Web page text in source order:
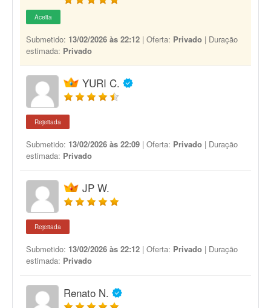
Aceita
Submetido: 13/02/2026 às 22:12 | Oferta: Privado | Duração
estimada: Privado
YURI C.
Rejeitada
Submetido: 13/02/2026 às 22:09 | Oferta: Privado | Duração
estimada: Privado
JP W.
Rejeitada
Submetido: 13/02/2026 às 22:12 | Oferta: Privado | Duração
estimada: Privado
Renato N.